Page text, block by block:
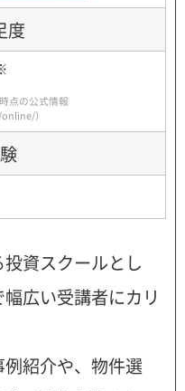
度
点の公式情報
）
資スクールとし
広い受講者にカリ
紹介や、物件選